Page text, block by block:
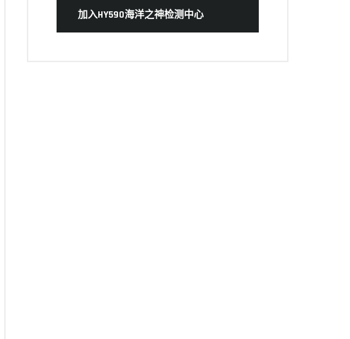
加入HY590海洋之神检测中心